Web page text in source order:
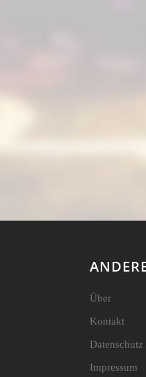
Über
Kontakt
Datenschutz
Impressum